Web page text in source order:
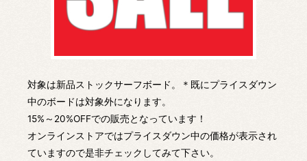
対象は新品ストックサーフボード。＊既にプライスダウン
中のボードは対象外になります。
15%～20%OFFでの販売となっています！
オンラインストアではプライスダウン中の価格が表示され
ていますので是非チェックしてみて下さい。